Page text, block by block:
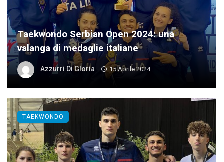
Taekwondo Serbian Open 2024: una
valanga di medaglie italiane
Azzurri Di Gloria 15 Aprile 2024
TAEKWONDO